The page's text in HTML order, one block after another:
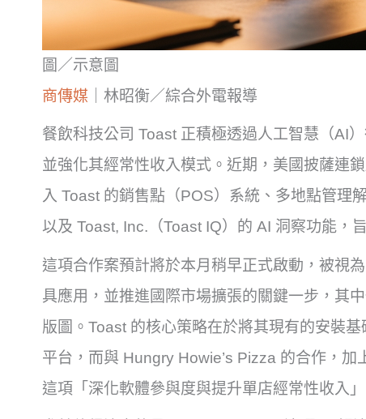
圖／示意圖
商傳媒 ｜林昭衡／綜合外電報導
餐飲科技公司 Toast 正積極透過人工智慧（AI
並強化其經常性收入模式。近期，美國披薩連
入 Toast 的銷售點（POS）系統、多地點管理
以及 Toast, Inc.（Toast IQ）的 AI 洞察功能，
這項合作案預計將於本月稍早正式啟動，被視
具應用，並推進國際市場擴張的關鍵一步，其
版圖。Toast 的核心策略在於將其現有的安裝
平台，而與 Hungry Howie’s Pizza 的合作，
這項「深化軟體參與度與提升單店經常性收入